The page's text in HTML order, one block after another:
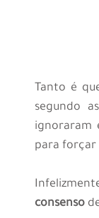
Tanto é
segundo
ignoraram
para forçar
consenso